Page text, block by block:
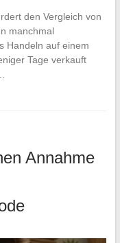
den Vergleich von
manchmal
Handeln auf einem
Tage verkauft
Annahme